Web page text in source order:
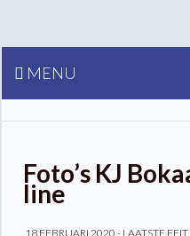
MENU
Foto’s KJ
line
18 FEBRUARI 2020 - LAATSTE